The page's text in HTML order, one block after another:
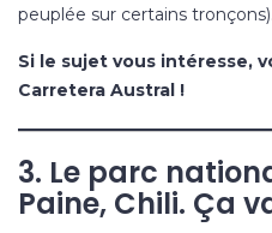
peuplée sur certains tronçons).
Si le sujet vous intéresse,
Carretera Austral !
3. Le parc
Paine, Chili. Ça